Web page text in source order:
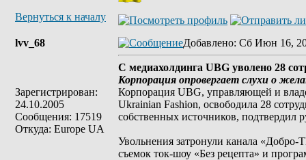
Вернуться к началу
lvv_68
Зарегистрирован:
24.10.2005
Сообщения: 17519
Откуда: Europe UA
Добавлено: Сб Июн 16,
С медиахолдинга UBG уволено 28
Корпорация опровергает слухи о
Корпорация UBG, управляющей и
Ukrainian Fashion, освободила 28
собственных источников, подтвердил
Увольнения затронули канала «Добро-
съемок ток-шоу «Без рецепта» и